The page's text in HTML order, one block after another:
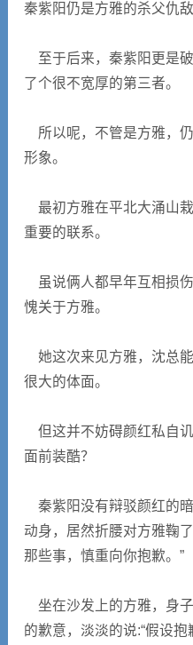
秦紫阳仍是方雅的杀父仇敌
至于后来，秦紫阳更是
了个很不宽厚的第三者。
所以呢，不管是方雅，
形象。
最初方雅在平北大涌山
重要的联系。
虽说俩人都早年互相损
愧关于方雅。
她这次来见方雅，沈总
很大的体面。
但这并不妨碍颜红私自
面前装酷？
秦紫阳没有辩驳颜红的
动身，居然折腰对方雅鞠
那些事，慎重向你抱歉。”
坐在沙发上的方雅，身
的歉意，淡淡的说:“假设